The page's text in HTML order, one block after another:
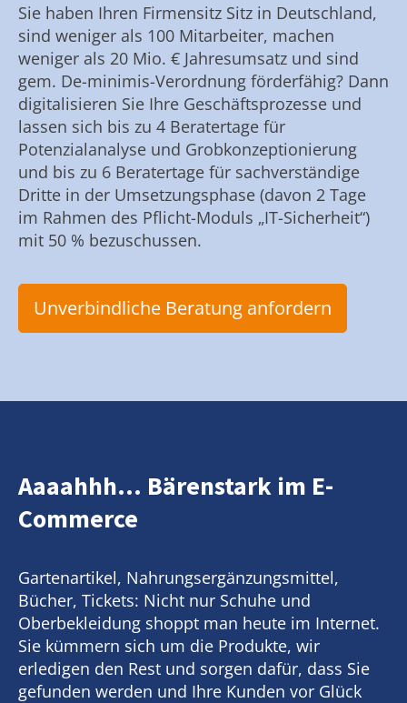
Sie haben Ihren Firmensitz Sitz in Deutschland,
sind weniger als 100 Mitarbeiter, machen
weniger als 20 Mio. € Jahresumsatz und sind
gem. De-minimis-Verordnung förderfähig? Dann
digitalisieren Sie Ihre Geschäftsprozesse und
lassen sich bis zu 4 Beratertage für
Potenzialanalyse und Grobkonzeptionierung
und bis zu 6 Beratertage für sachverständige
Dritte in der Umsetzungsphase (davon 2 Tage
im Rahmen des Pflicht-Moduls „IT-Sicherheit“)
mit 50 % bezuschussen.
Unverbindliche Beratung anfordern
Aaaahhh... Bärenstark im E-
Commerce
Gartenartikel, Nahrungsergänzungsmittel,
Bücher, Tickets: Nicht nur Schuhe und
Oberbekleidung shoppt man heute im Internet.
Sie kümmern sich um die Produkte, wir
erledigen den Rest und sorgen dafür, dass Sie
gefunden werden und Ihre Kunden vor Glück